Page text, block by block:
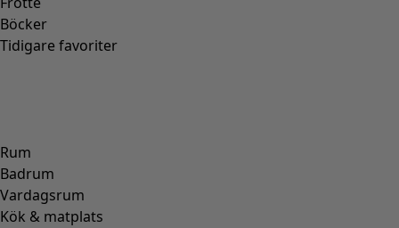
Böcker
Tidigare favoriter
Rum
Badrum
Vardagsrum
Kök & matplats